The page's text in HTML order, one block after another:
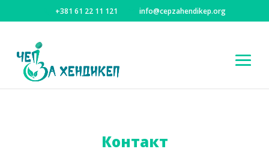
+381 61 22 11 121 info@cepzahendikep.org
Контакт
Контакт